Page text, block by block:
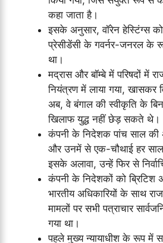
कहा जाता है।
इसके अनुसार, वॉरेन हेस्टिंग्स
प्रेसीडेंसी के गवर्नर-जनरल के
था।
मद्रास और बॉम्बे में परिषदों में
नियंत्रण में लाया गया, खासकर
अब, वे बंगाल की स्वीकृति के
खिलाफ युद्ध नहीं छेड़ सकते थे।
कंपनी के निदेशक पांच साल
और उनमें से एक-चौथाई हर साल
इसके अलावा, उन्हें फिर से
कंपनी के निदेशकों को ब्रिटिश
भारतीय अधिकारियों के साथ
मामलों पर सभी पत्राचार
गया था।
पहले मुख्य न्यायाधीश के रूप में